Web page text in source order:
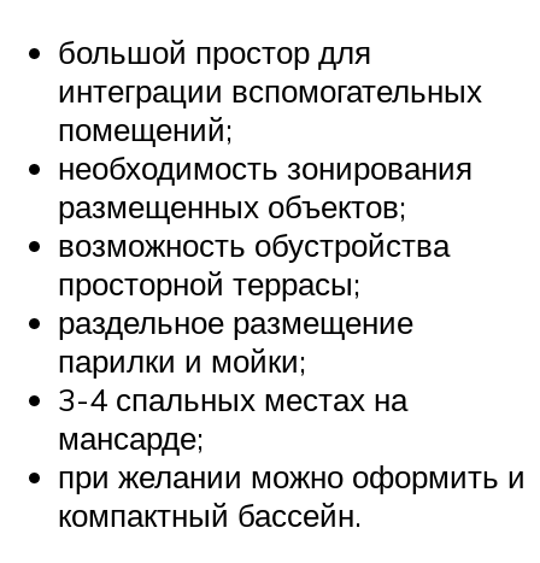
большой простор для
интеграции вспомогательных
помещений;
необходимость зонирования
размещенных объектов;
возможность обустройства
просторной террасы;
раздельное размещение
парилки и мойки;
3-4 спальных местах на
мансарде;
при желании можно оформить и
компактный бассейн.